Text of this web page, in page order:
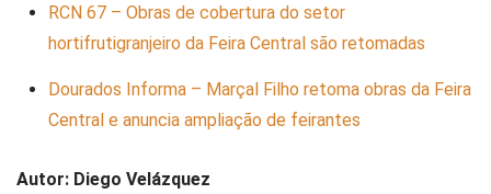
RCN 67 – Obras de cobertura do setor
hortifrutigranjeiro da Feira Central são retomadas
Dourados Informa – Marçal Filho retoma obras da Feira
Central e anuncia ampliação de feirantes
Autor: Diego Velázquez